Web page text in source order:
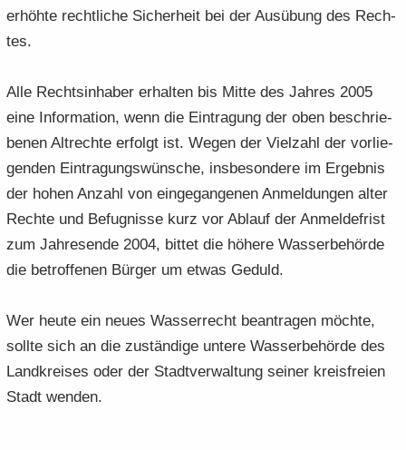
er­höh­te recht­li­che Si­cher­heit bei der Aus­übung des Rech­
tes.
Alle Rechts­in­ha­ber er­hal­ten bis Mitte des Jah­res 2005
eine In­for­ma­ti­on, wenn die Ein­tra­gung der oben be­schrie­
be­nen Alt­rech­te er­folgt ist. Wegen der Viel­zahl der vor­lie­
gen­den Ein­tra­gungs­wün­sche, ins­be­son­de­re im Er­geb­nis
der hohen An­zahl von ein­ge­gan­ge­nen An­mel­dun­gen alter
Rech­te und Be­fug­nis­se kurz vor Ab­lauf der An­mel­de­frist
zum Jah­res­en­de 2004, bit­tet die hö­he­re Was­ser­be­hör­de
die be­trof­fe­nen Bür­ger um etwas Ge­duld.
Wer heute ein neues Was­ser­recht be­an­tra­gen möch­te,
soll­te sich an die zu­stän­di­ge un­te­re Was­ser­be­hör­de des
Land­krei­ses oder der Stadt­ver­wal­tung sei­ner kreis­frei­en
Stadt wen­den.